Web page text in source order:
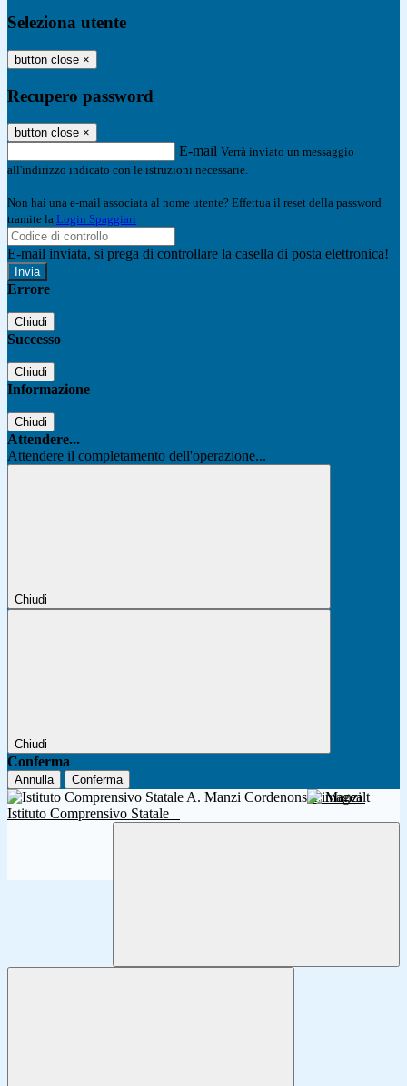
Seleziona utente
button close ×
Recupero password
button close ×
E-mail Verrà inviato un messaggio
all'indirizzo indicato con le istruzioni necessarie.
Non hai una e-mail associata al nome utente? Effettua il reset della password
tramite la Login Spaggiari
E-mail inviata, si prega di controllare la casella di posta elettronica!
Errore
Chiudi
Successo
Chiudi
Informazione
Chiudi
Attendere...
Attendere il completamento dell'operazione...
Chiudi
Chiudi
Conferma
Annulla Conferma
A. Manzi
Istituto Comprensivo Statale